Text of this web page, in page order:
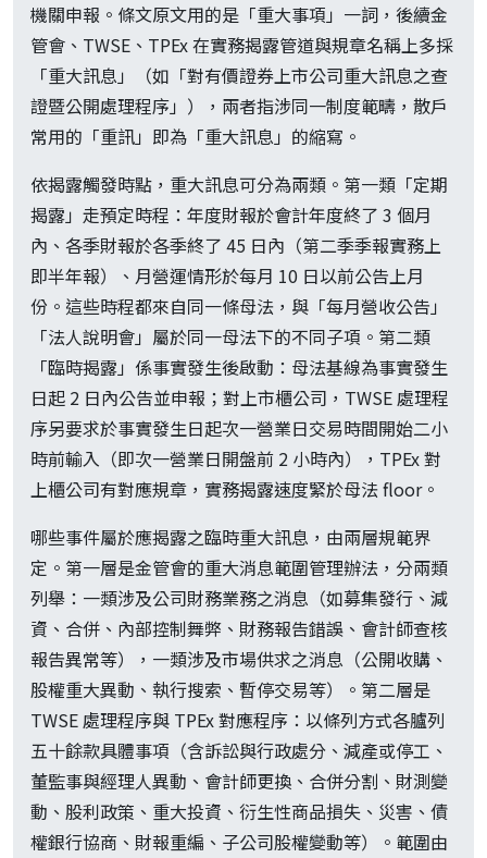
機關申報。條文原文用的是「重大事項」一詞，後續金
管會、TWSE、TPEx 在實務揭露管道與規章名稱上多採
「重大訊息」（如「對有價證券上市公司重大訊息之查
證暨公開處理程序」），兩者指涉同一制度範疇，散戶
常用的「重訊」即為「重大訊息」的縮寫。
依揭露觸發時點，重大訊息可分為兩類。第一類「定期
揭露」走預定時程：年度財報於會計年度終了 3 個月
內、各季財報於各季終了 45 日內（第二季季報實務上
即半年報）、月營運情形於每月 10 日以前公告上月
份。這些時程都來自同一條母法，與「每月營收公告」
「法人說明會」屬於同一母法下的不同子項。第二類
「臨時揭露」係事實發生後啟動：母法基線為事實發生
日起 2 日內公告並申報；對上市櫃公司，TWSE 處理程
序另要求於事實發生日起次一營業日交易時間開始二小
時前輸入（即次一營業日開盤前 2 小時內），TPEx 對
上櫃公司有對應規章，實務揭露速度緊於母法 floor。
哪些事件屬於應揭露之臨時重大訊息，由兩層規範界
定。第一層是金管會的重大消息範圍管理辦法，分兩類
列舉：一類涉及公司財務業務之消息（如募集發行、減
資、合併、內部控制舞弊、財務報告錯誤、會計師查核
報告異常等），一類涉及市場供求之消息（公開收購、
股權重大異動、執行搜索、暫停交易等）。第二層是
TWSE 處理程序與 TPEx 對應程序：以條列方式各臚列
五十餘款具體事項（含訴訟與行政處分、減產或停工、
董監事與經理人異動、會計師更換、合併分割、財測變
動、股利政策、重大投資、衍生性商品損失、災害、債
權銀行協商、財報重編、子公司股權變動等）。範圍由